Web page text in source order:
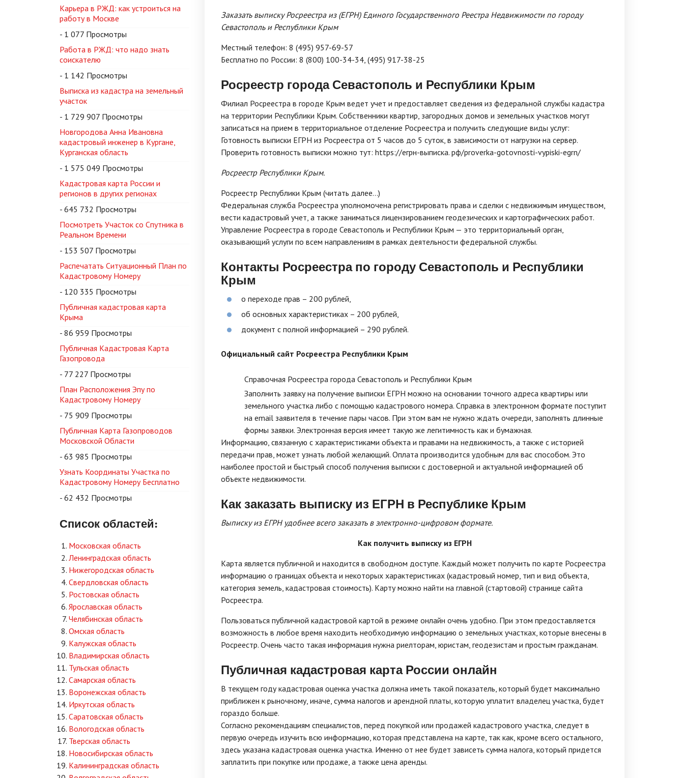
Заказать выписку Росреестра из (ЕГРН) Единого Государственного Реестра Недвижимости по городу
Севастополь и Республики Крым
Местный телефон: 8 (495) 957-69-57
Бесплатно по России: 8 (800) 100-34-34, (495) 917-38-25
Росреестр города Севастополь и Республики Крым
Филиал Росреестра в городе Крым ведет учет и предоставляет сведения из федеральной службы кадастра
на территории Республики Крым. Собственники квартир, загородных домов и земельных участков могут
записаться на прием в территориальное отделение Росреестра и получить следующие виды услуг:
Готовность выписки ЕГРН из Росреестра от 5 часов до 5 суток, в зависимости от нагрузки на сервер.
Проверить готовность выписки можно тут: https://егрн-выписка. рф/proverka-gotovnosti-vypiski-egrn/
Росреестр Республики Крым.
Росреестр Республики Крым (читать далее...)
Федеральная служба Росреестра уполномочена регистрировать права и сделки с недвижимым имуществом,
вести кадастровый учет, а также заниматься лицензированием геодезических и картографических работ.
Управление Росреестра в городе Севастополь и Республики Крым — это территориальный орган,
оказывающий услуги по всем направлениям в рамках деятельности федеральной службы.
Контакты Росреестра по городу Севастополь и Республики
Крым
о переходе прав – 200 рублей,
об основных характеристиках – 200 рублей,
документ с полной информацией – 290 рублей.
Официальный сайт Росреестра Республики Крым
Справочная Росреестра города Севастополь и Республики Крым
Заполнить заявку на получение выписки ЕГРН можно на основании точного адреса квартиры или
земельного участка либо с помощью кадастрового номера. Справка в электронном формате поступит
на email заявителя в течение пары часов. При этом вам не нужно ждать очереди, заполнять длинные
формы заявки. Электронная версия имеет такую же легитимность как и бумажная.
Информацию, связанную с характеристиками объекта и правами на недвижимость, а также с историей
передачи прав, может узнать любой желающий. Оплата производится удобным для вас способом. Это
наиболее простой и быстрый способ получения выписки с достоверной и актуальной информацией об
объекте недвижимости.
Как заказать выписку из ЕГРН в Республике Крым
Выписку из ЕГРН удобнее всего заказать в электронно-цифровом формате.
Как получить выписку из ЕГРН
Карта является публичной и находится в свободном доступе. Каждый может получить по карте Росреестра
информацию о границах объекта и некоторых характеристиках (кадастровый номер, тип и вид объекта,
категория земель, кадастровая стоимость). Карту можно найти на главной (стартовой) странице сайта
Росреестра.
Пользоваться публичной кадастровой картой в режиме онлайн очень удобно. При этом предоставляется
возможность в любое время находить необходимую информацию о земельных участках, которые внесены в
Росреестр. Очень часто такая информация нужна риелторам, юристам, геодезистам и простым гражданам.
Публичная кадастровая карта России онлайн
В текущем году кадастровая оценка участка должна иметь такой показатель, который будет максимально
приближен к рыночному, иначе, сумма налогов и арендной платы, которую уплатит владелец участка, будет
гораздо больше.
Согласно рекомендациям специалистов, перед покупкой или продажей кадастрового участка, следует в
первую очередь изучить всю информацию, которая представлена на карте, так как, кроме всего остального,
здесь указана кадастровая оценка участка. Именно от нее будет зависеть сумма налога, который придется
заплатить при покупке или продаже, а также цена аренды.
Карьера в РЖД: как устроиться на
работу в Москве
- 1 077 Просмотры
Работа в РЖД: что надо знать
соискателю
- 1 142 Просмотры
Выписка из кадастра на земельный
участок
- 1 729 907 Просмотры
Новгородова Анна Ивановна
кадастровый инженер в Кургане,
Курганская область
- 1 575 049 Просмотры
Кадастровая карта России и
регионов в других регионах
- 645 732 Просмотры
Посмотреть Участок со Спутника в
Реальном Времени
- 153 507 Просмотры
Распечатать Ситуационный План по
Кадастровому Номеру
- 120 335 Просмотры
Публичная кадастровая карта
Крыма
- 86 959 Просмотры
Публичная Кадастровая Карта
Газопровода
- 77 227 Просмотры
План Расположения Эпу по
Кадастровому Номеру
- 75 909 Просмотры
Публичная Карта Газопроводов
Московской Области
- 63 985 Просмотры
Узнать Координаты Участка по
Кадастровому Номеру Бесплатно
- 62 432 Просмотры
Список областей:
Московская область
Ленинградская область
Нижегородская область
Свердловская область
Ростовская область
Ярославская область
Челябинская область
Омская область
Калужская область
Владимирская область
Тульская область
Самарская область
Воронежская область
Иркутская область
Саратовская область
Вологодская область
Тверская область
Новосибирская область
Калининградская область